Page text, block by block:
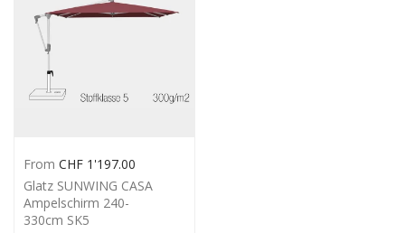
Glatz SUNWING CASA
Ampelschirm 240-
330cm SK5
From CHF 1'197.00